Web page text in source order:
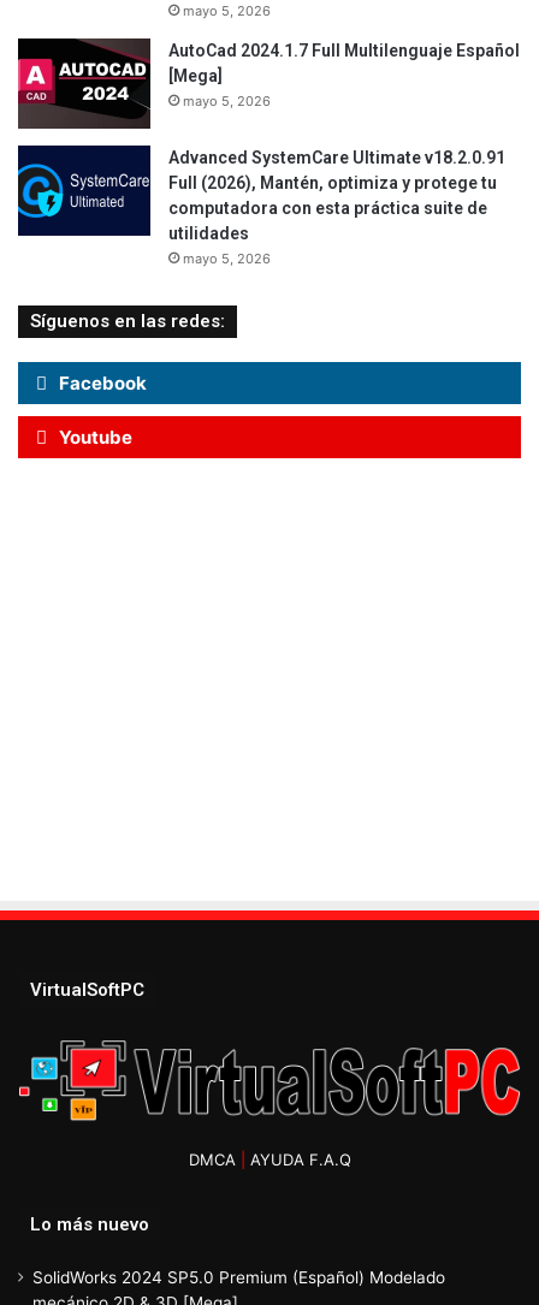
mayo 5, 2026
AutoCad 2024.1.7 Full Multilenguaje Español
[Mega]
mayo 5, 2026
Advanced SystemCare Ultimate v18.2.0.91
Full (2026), Mantén, optimiza y protege tu
computadora con esta práctica suite de
utilidades
mayo 5, 2026
Síguenos en las redes:
Facebook
Youtube
VirtualSoftPC
DMCA| AYUDA F.A.Q
Lo más nuevo
SolidWorks 2024 SP5.0 Premium (Español) Modelado